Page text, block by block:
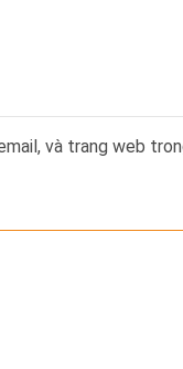
và trang web